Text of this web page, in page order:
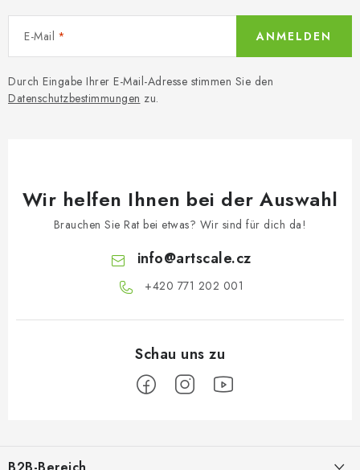
E-Mail
Durch Eingabe Ihrer E-Mail-Adresse stimmen Sie den
Datenschutzbestimmungen zu.
ANMELDEN
Wir helfen Ihnen bei der Auswahl
Brauchen Sie Rat bei etwas? Wir sind für dich da!
info@artscale.cz
+420 771 202 001​